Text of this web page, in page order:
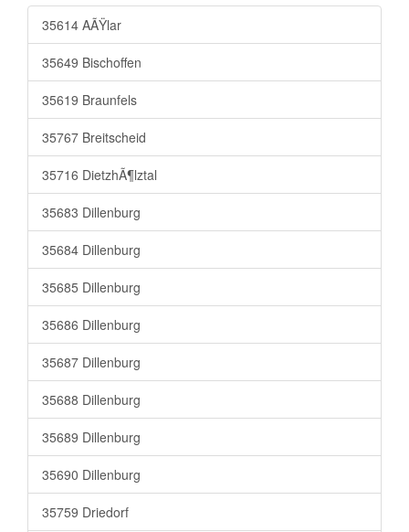
35614 AÃŸlar
35649 Bischoffen
35619 Braunfels
35767 Breitscheid
35716 DietzhÃ¶lztal
35683 Dillenburg
35684 Dillenburg
35685 Dillenburg
35686 Dillenburg
35687 Dillenburg
35688 Dillenburg
35689 Dillenburg
35690 Dillenburg
35759 Driedorf